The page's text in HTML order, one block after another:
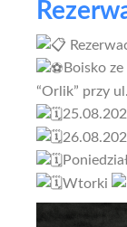
Boisko
“Orlik” przy
Wtorki